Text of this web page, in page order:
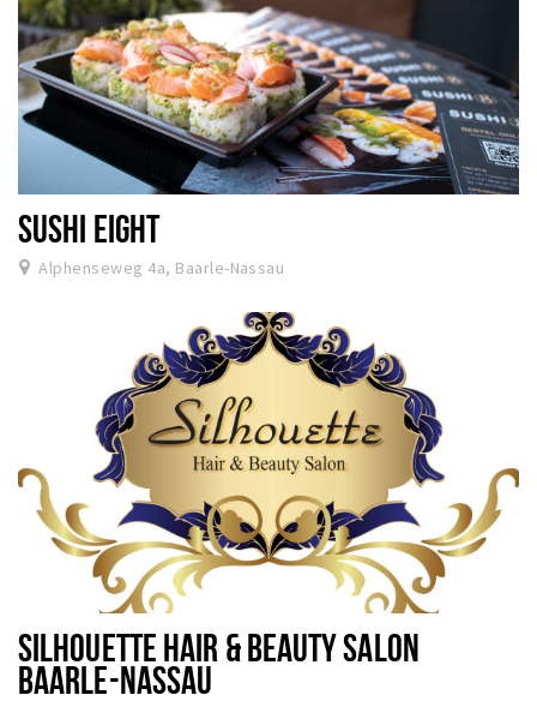
SUSHI EIGHT
Alphenseweg 4a, Baarle-Nassau
SILHOUETTE HAIR & BEAUTY SALON
BAARLE-NASSAU